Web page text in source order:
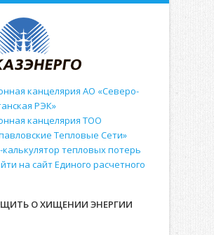
канцелярия АО «Северо-
РЭК»
канцелярия ТОО
Тепловые Сети»
тепловых потерь
на сайт Единого расчетного
О ХИЩЕНИИ ЭНЕРГИИ